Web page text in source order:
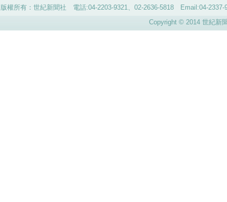
版權所有：世紀新聞社 電話:04-2203-9321、02-2636-5818 Email:04-
Copyright © 2014 世紀新